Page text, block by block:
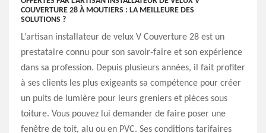
COUVERTURE 28 À MOUTIERS : LA MEILLEURE DES
SOLUTIONS ?
L’artisan installateur de velux V Couverture 28 est un
prestataire connu pour son savoir-faire et son expérience
dans sa profession. Depuis plusieurs années, il fait profiter
à ses clients les plus exigeants sa compétence pour créer
un puits de lumière pour leurs greniers et pièces sous
toiture. Vous pouvez lui demander de faire poser une
fenêtre de toit, alu ou en PVC. Ses conditions tarifaires